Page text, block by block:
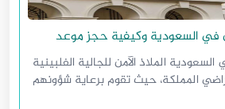
في السعودية وكيفية حجز موعد
الملاذ الآمن للجالية الفلبينية
المملكة، حيث تقوم برعاية شؤونهم